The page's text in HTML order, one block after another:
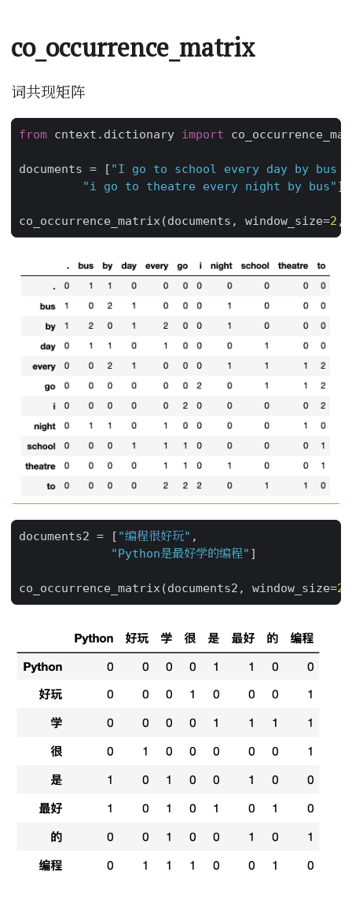
co_occurrence_matrix
词共现矩阵
from cntext.dictionary import
documents = [ "I go to school every day by bus
"i go to theatre every night by bus" ]
co_occurrence_matrix(documents , window_size=2 ,
documents2 = [ "编程很好玩" ,
"Python是最好学的编程" ]
co_occurrence_matrix(documents2 , window_size=2